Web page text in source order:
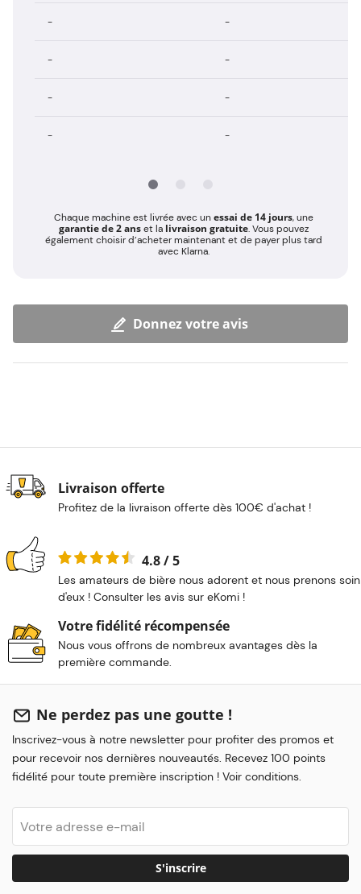
- -
- -
- -
- -
Chaque machine est livrée avec unessai de 14 jours, une
garantie de 2 anset la livraison gratuite. Vous pouvez
également choisir d’acheter maintenant et de payer plus tard
avec Klarna.
Donnez votre avis
Livraison offerte
Profitez de la livraison offerte dès 100€ d'achat !
4.8 / 5
Les amateurs de bière nous adorent et nous prenons soin
d'eux ! Consulter les avis sur eKomi !
Votre fidélité récompensée
Nous vous offrons de nombreux avantages dès la
première commande.
Ne perdez pas une goutte !
Inscrivez-vous à notre newsletter pour profiter des promos et
pour recevoir nos dernières nouveautés. Recevez 100 points
fidélité pour toute première inscription ! Voir conditions.
S'inscrire